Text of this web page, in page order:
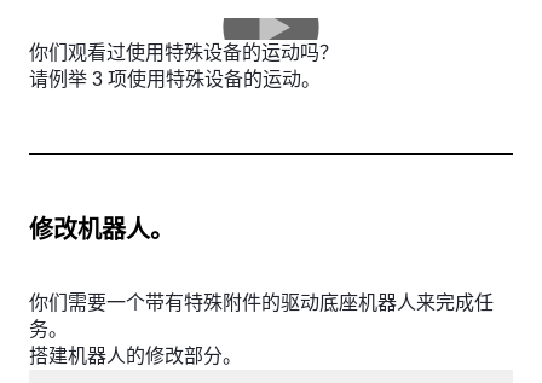
你们观看过使用特殊设备的运动吗？
请例举 3 项使用特殊设备的运动。
修改机器人。
你们需要一个带有特殊附件的驱动底座机器人来完成任
务。
搭建机器人的修改部分。